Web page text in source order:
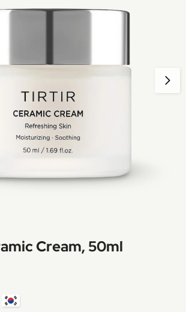
Cream, 50ml